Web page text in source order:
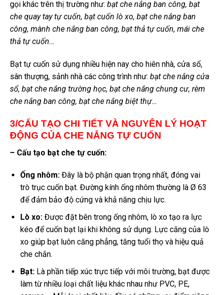
gọi khác trên thị trường như: bạt che nắng ban công, bạt
che quay tay tự cuốn, bạt cuốn lò xo, bạt che nắng ban
công, mành che nắng ban công, bạt thả tự cuốn, mái che
thả tự cuốn…
Bạt tự cuốn sử dụng nhiều hiện nay cho hiên nhà, cửa sổ,
sân thượng, sảnh nhà các công trình như: bạt che nắng cửa
sổ, bạt che nắng trường học, bạt che nắng chung cư, rèm
che nắng ban công, bạt che nắng biệt thự…
3/CẤU TẠO CHI TIẾT VÀ NGUYÊN LÝ HOẠT
ĐỘNG CỦA CHE NẮNG TỰ CUỐN
– Cấu tạo bạt che tự cuốn:
Ống nhôm:Đây là bộ phận quan trọng nhất, đóng vai
trò trục cuốn bạt. Đường kính ống nhôm thường là Ø 63
để đảm bảo độ cứng và khả năng chịu lực.
Lò xo:Được đặt bên trong ống nhôm, lò xo tạo ra lực
kéo để cuốn bạt lại khi không sử dụng. Lực căng của lò
xo giúp bạt luôn căng phẳng, tăng tuổi thọ và hiệu quả
che chắn.
Bạt:Là phần tiếp xúc trực tiếp với môi trường, bạt được
làm từ nhiều loại chất liệu khác nhau như PVC, PE,